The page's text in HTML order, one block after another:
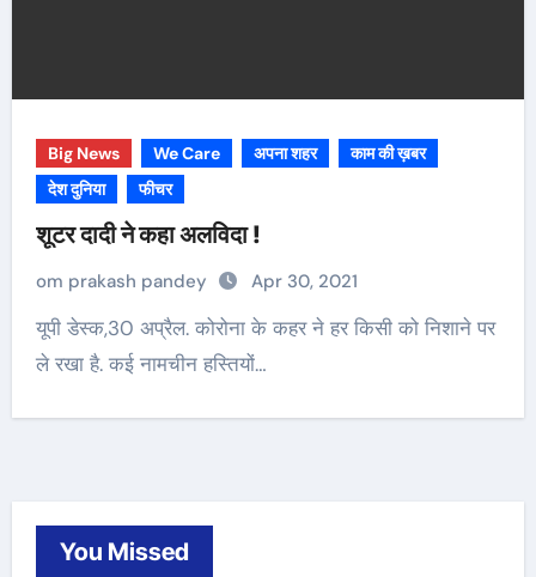
Big News We Care अपना शहर
काम की ख़बर
देश दुनिया
फीचर
शूटर दादी ने कहा अलविदा !
om prakash pandey Apr 30, 2021
ले रखा है. कई नामचीन हस्तियों…
You Missed